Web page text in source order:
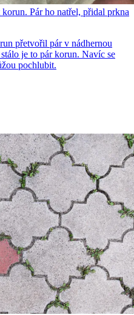
korun. Pár ho natřel, přidal prkna
přetvořil pár v nádhernou
je to pár korun. Navíc se
pochlubit.